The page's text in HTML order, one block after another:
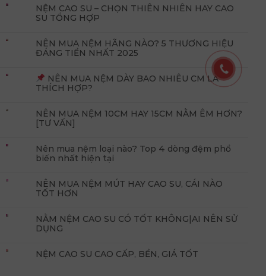
NỆM CAO SU – CHỌN THIÊN NHIÊN HAY CAO
SU TỔNG HỢP
NÊN MUA NỆM HÃNG NÀO? 5 THƯƠNG HIỆU
ĐÁNG TIỀN NHẤT 2025
NÊN MUA NỆM DÀY BAO NHIÊU CM LÀ
THÍCH HỢP?
NÊN MUA NỆM 10CM HAY 15CM NẰM ÊM HƠN?
[TƯ VẤN]
Nên mua nệm loại nào? Top 4 dòng đệm phổ
biến nhất hiện tại
NÊN MUA NỆM MÚT HAY CAO SU, CÁI NÀO
TỐT HƠN
NẰM NỆM CAO SU CÓ TỐT KHÔNG|AI NÊN SỬ
DỤNG
NỆM CAO SU CAO CẤP, BỀN, GIÁ TỐT